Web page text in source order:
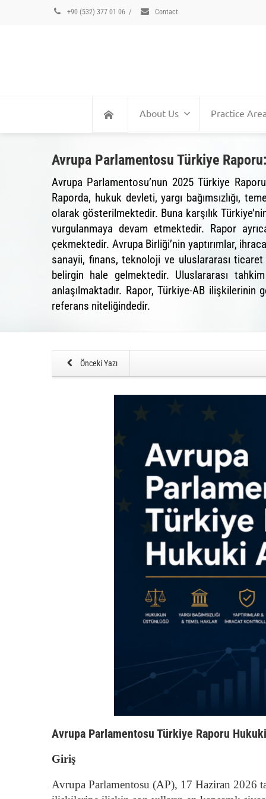
+90 (532) 377 01 06 / Contact
About Us Practice
Avrupa Parlamentosu Türkiye
Avrupa Parlamentosu’nun 2025 Türkiye
Raporda, hukuk devleti, yargı bağımsızlığı,
olarak gösterilmektedir. Buna karşılık
vurgulanmaya devam etmektedir. Rapor
çekmektedir. Avrupa Birliği’nin yaptırımlar,
sanayii, finans, teknoloji ve uluslararası
belirgin hale gelmektedir. Uluslararası
anlaşılmaktadır. Rapor, Türkiye-AB
referans niteliğindedir.
Önceki Yazı
Avrupa Parlamentosu Türkiye Raporu
Giriş
Avrupa Parlamentosu (AP), 17 Haziran 2026